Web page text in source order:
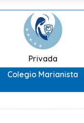
Privada
Colegio Marianista